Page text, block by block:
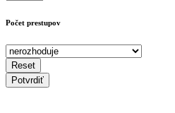
Počet prestupov
Reset
Potvrdiť